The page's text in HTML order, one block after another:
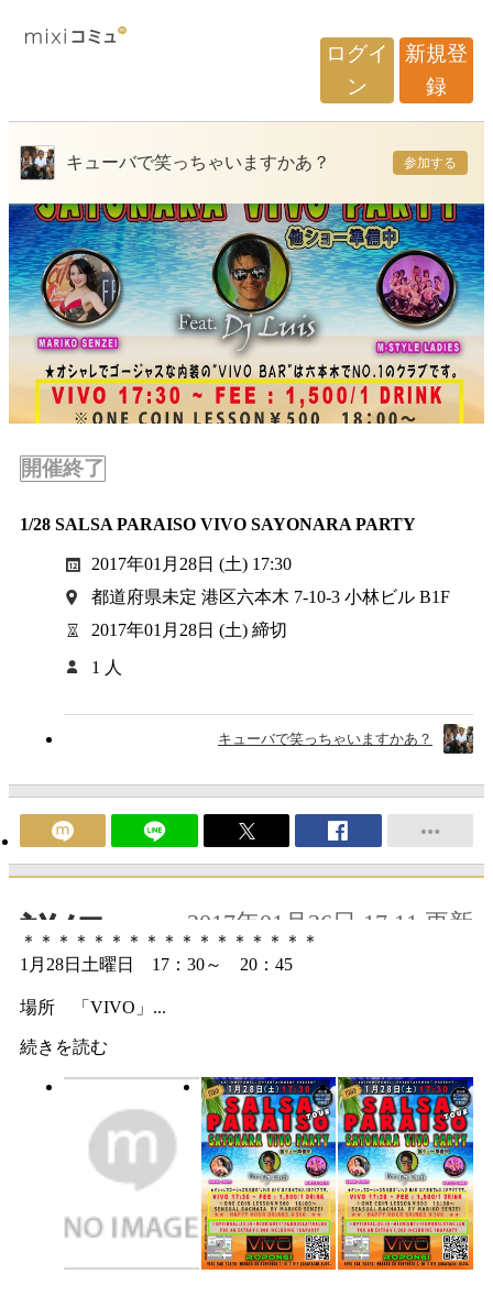
ログイ
ン
新規登
録
キューバで笑っちゃいますかあ？ 参加する
開催終了
1/28 SALSA PARAISO VIVO SAYONARA PARTY
2017年01月28日 (土) 17:30
都道府県未定 港区六本木 7-10-3 小林ビル B1F
2017年01月28日 (土) 締切
1 人
キューバで笑っちゃいますかあ？
詳細 2017年01月26日 17:11 更新
＊＊＊＊＊＊＊＊＊＊＊＊＊＊＊＊＊
1月28日土曜日 17：30～ 20：45
場所 「VIVO」...
続きを読む